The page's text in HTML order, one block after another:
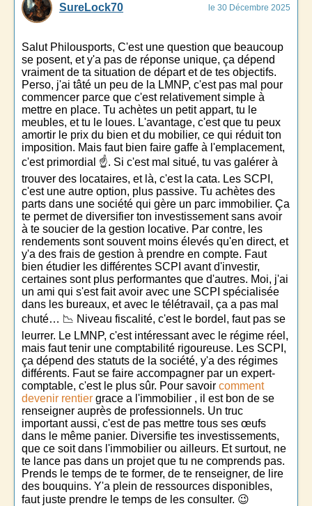
SureLock70 le 30 Décembre 2025
Salut Philousports, C'est une question que beaucoup
se posent, et y'a pas de réponse unique, ça dépend
vraiment de ta situation de départ et de tes objectifs.
Perso, j'ai tâté un peu de la LMNP, c'est pas mal pour
commencer parce que c'est relativement simple à
mettre en place. Tu achètes un petit appart, tu le
meubles, et tu le loues. L'avantage, c'est que tu peux
amortir le prix du bien et du mobilier, ce qui réduit ton
imposition. Mais faut bien faire gaffe à l'emplacement,
c'est primordial ☝️. Si c'est mal situé, tu vas galérer à
trouver des locataires, et là, c'est la cata. Les SCPI,
c'est une autre option, plus passive. Tu achètes des
parts dans une société qui gère un parc immobilier. Ça
te permet de diversifier ton investissement sans avoir
à te soucier de la gestion locative. Par contre, les
rendements sont souvent moins élevés qu'en direct, et
y'a des frais de gestion à prendre en compte. Faut
bien étudier les différentes SCPI avant d'investir,
certaines sont plus performantes que d'autres. Moi, j'ai
un ami qui s'est fait avoir avec une SCPI spécialisée
dans les bureaux, et avec le télétravail, ça a pas mal
chuté… 📉 Niveau fiscalité, c'est le bordel, faut pas se
leurrer. Le LMNP, c'est intéressant avec le régime réel,
mais faut tenir une comptabilité rigoureuse. Les SCPI,
ça dépend des statuts de la société, y'a des régimes
différents. Faut se faire accompagner par un expert-
comptable, c'est le plus sûr. Pour savoir comment
devenir rentier grace a l'immobilier , il est bon de se
renseigner auprès de professionnels. Un truc
important aussi, c'est de pas mettre tous ses œufs
dans le même panier. Diversifie tes investissements,
que ce soit dans l'immobilier ou ailleurs. Et surtout, ne
te lance pas dans un projet que tu ne comprends pas.
Prends le temps de te former, de te renseigner, de lire
des bouquins. Y'a plein de ressources disponibles,
faut juste prendre le temps de les consulter. 😉